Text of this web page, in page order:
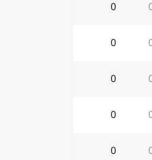
0
0
0
0
0